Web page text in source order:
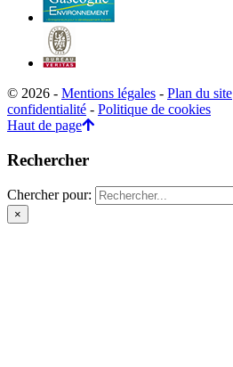
© 2026 - Mentions légales - Plan du site
confidentialité - Politique de cookies
Haut de page
Rechercher
Chercher pour:
×